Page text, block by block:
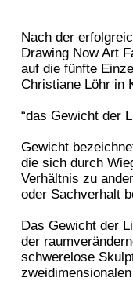
Nach der
Drawing Now Art
auf die fünfte
Christiane Löhr in
“das Gewicht der
Gewicht
die sich durch
Verhältnis zu
oder Sachverhalt
Das Gewicht der
der
schwerelose